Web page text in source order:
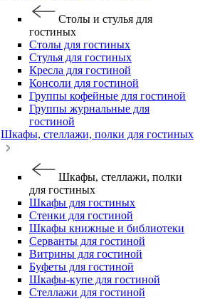
Столы и стулья для
гостиных
Столы для гостиных
Стулья для гостиных
Кресла для гостиной
Консоли для гостиной
Группы кофейные для гостиной
Группы журнальные для
гостиной
Шкафы, стеллажи, полки для гостиных
Шкафы, стеллажи, полки
для гостиных
Шкафы для гостиных
Стенки для гостиной
Шкафы книжные и библиотеки
Серванты для гостиной
Витрины для гостиной
Буфеты для гостиной
Шкафы-купе для гостиной
Стеллажи для гостиной